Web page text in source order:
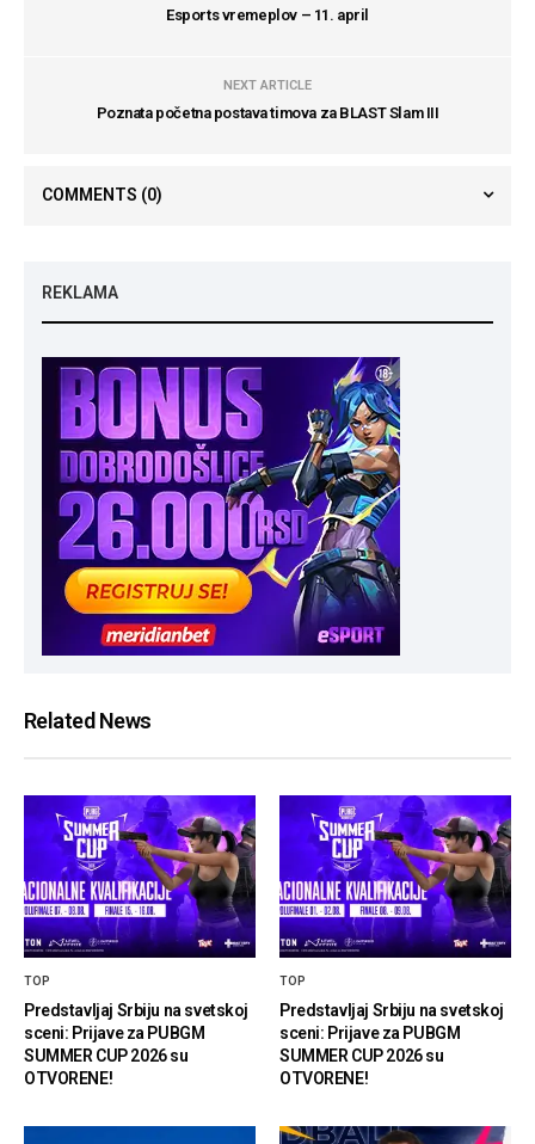
Esports vremeplov – 11. april
NEXT ARTICLE
Poznata početna postava timova za BLAST Slam III
COMMENTS (0)
REKLAMA
Related News
TOP
Predstavljaj Srbiju na svetskoj
sceni: Prijave za PUBGM
SUMMER CUP 2026 su
OTVORENE!
TOP
Predstavljaj Srbiju na svetskoj
sceni: Prijave za PUBGM
SUMMER CUP 2026 su
OTVORENE!